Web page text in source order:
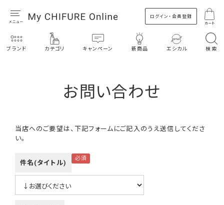
ログイン・会員登録
カート
ブランド カテゴリ キャンペーン 新商品 エシカル 検索
お問い合わせ
当店へのご要望は、下記フォームにご記入のうえ送信してくださ
い。
件名(タイトル)